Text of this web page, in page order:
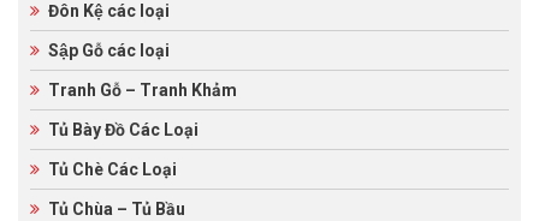
Đôn Kệ các loại
Sập Gỗ các loại
Tranh Gỗ – Tranh Khảm
Tủ Bày Đồ Các Loại
Tủ Chè Các Loại
Tủ Chùa – Tủ Bầu